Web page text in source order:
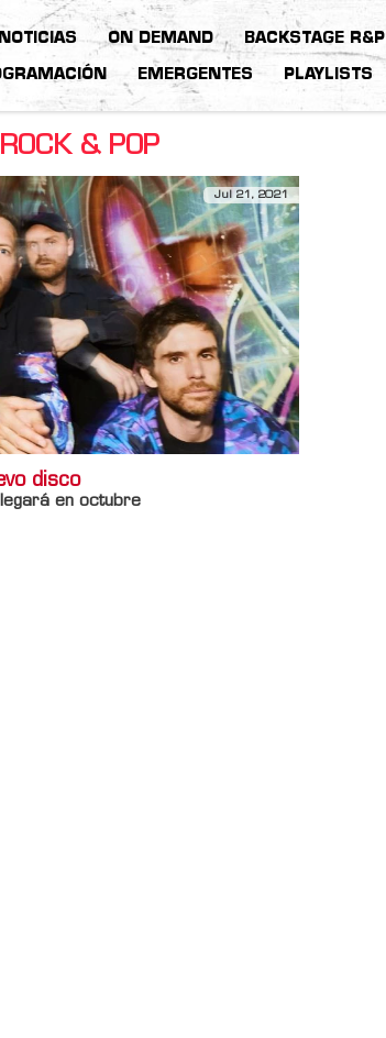
NOTICIAS ON DEMAND BACKSTAGE R&P
EMERGENTES PLAYLISTS
& POP
Jul 21, 2021
disco
en octubre